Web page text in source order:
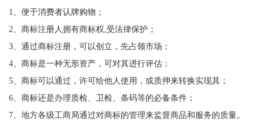
1、便于消费者认牌购物；
2、商标注册人拥有商标权,受法律保护；
3、通过商标注册，可以创立，先占领市场；
4、商标是一种无形资产，可对其进行评估；
5、商标可以通过，许可给他人使用，或质押来转换实现其；
6、商标还是办理质检、卫检、条码等的必备条件；
7、地方各级工商局通过对商标的管理来监督商品和服务的质量。